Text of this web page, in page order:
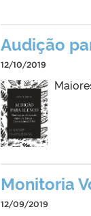
Audição
12/10/2019
Monitoria
12/09/2019